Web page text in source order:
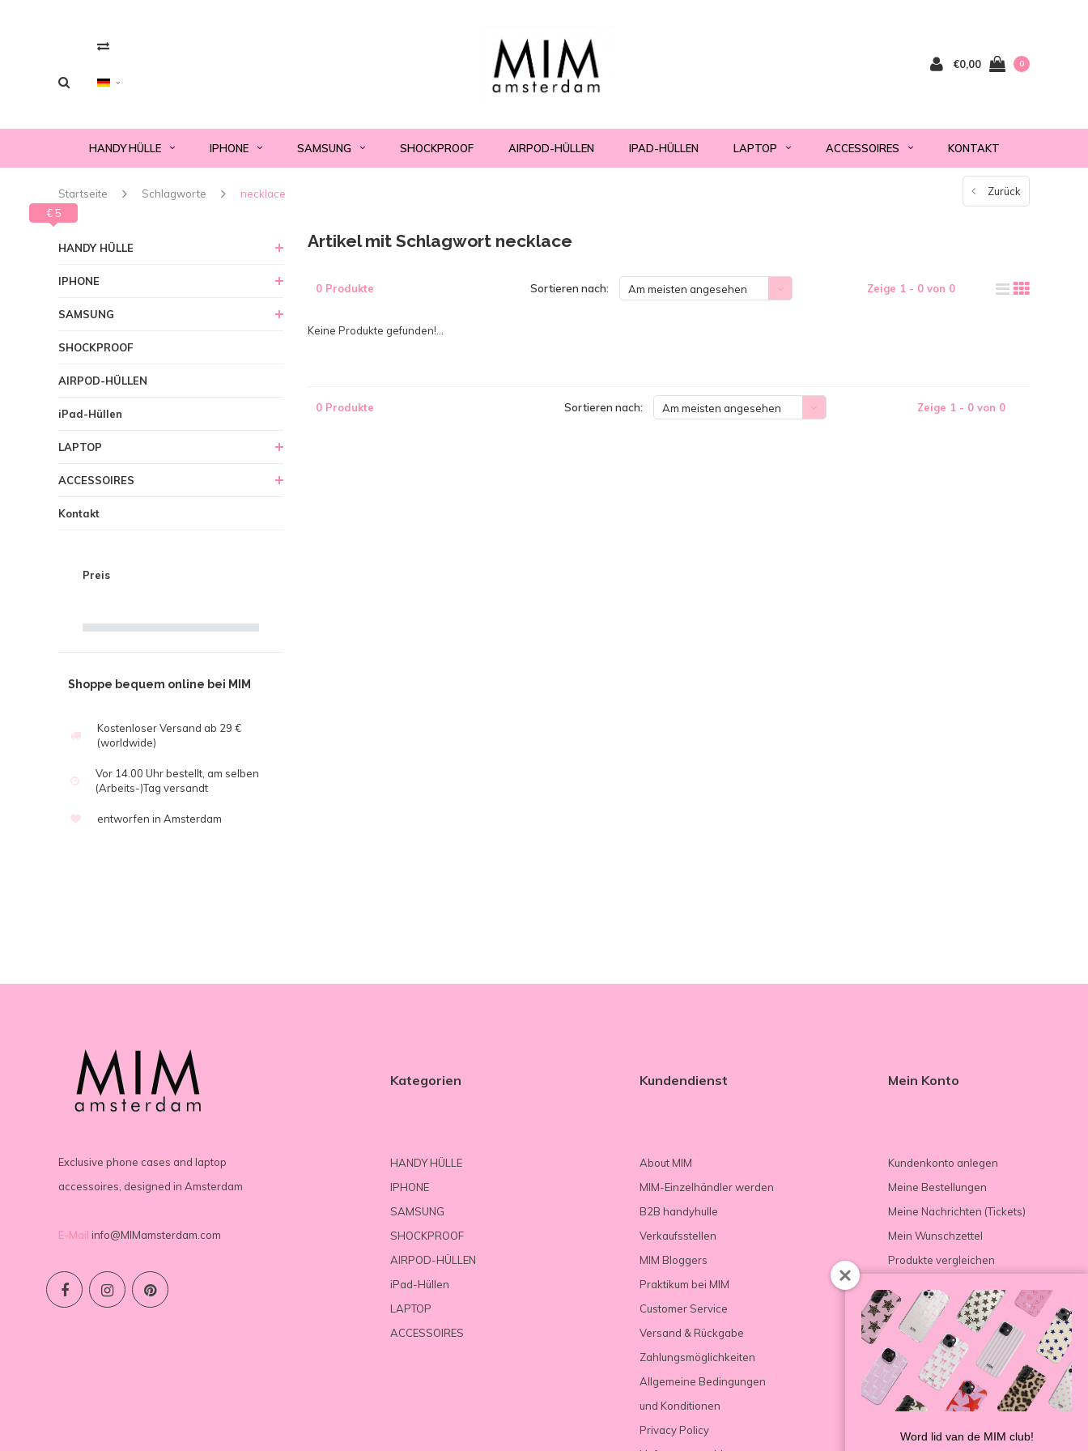
€0,00 0
HANDY HÜLLE IPHONE SAMSUNG SHOCKPROOF AIRPOD-HÜLLEN IPAD-HÜLLEN LAPTOP ACCESSOIRES KONTAKT
Startseite Schlagworte necklace Zurück
HANDY HÜLLE
IPHONE
SAMSUNG
SHOCKPROOF
AIRPOD-HÜLLEN
iPad-Hüllen
LAPTOP
ACCESSOIRES
Kontakt
Preis
€ 0
€ 5
Shoppe bequem online bei MIM
Kostenloser Versand ab 29 €
(worldwide)
Vor 14.00 Uhr bestellt, am selben
(Arbeits-)Tag versandt
entworfen in Amsterdam
Artikel mit Schlagwort necklace
0 Produkte Sortieren nach: Am meisten angesehen Zeige 1 - 0 von 0
Keine Produkte gefunden!...
0 Produkte Sortieren nach: Am meisten angesehen Zeige 1 - 0 von 0
Exclusive phone cases and laptop
accessoires, designed in Amsterdam
E-Mail info@MIMamsterdam.com
Kategorien
HANDY HÜLLE
IPHONE
SAMSUNG
SHOCKPROOF
AIRPOD-HÜLLEN
iPad-Hüllen
LAPTOP
ACCESSOIRES
Kundendienst
About MIM
MIM-Einzelhändler werden
B2B handyhulle
Verkaufsstellen
MIM Bloggers
Praktikum bei MIM
Customer Service
Versand & Rückgabe
Zahlungsmöglichkeiten
Allgemeine Bedingungen
und Konditionen
Privacy Policy
Mein Konto
Kundenkonto anlegen
Meine Bestellungen
Meine Nachrichten (Tickets)
Mein Wunschzettel
Produkte vergleichen
Word lid van de MIM club!